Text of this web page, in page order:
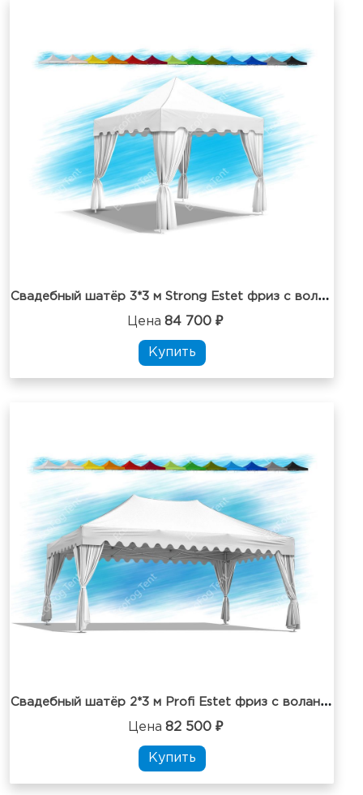
С
вадебный шатёр 3*3 м Strong Estet фриз с воланом
Цена 84 700 ₽
Купить
С
вадебный шатёр 2*3 м Profi Estet фриз с воланом
Цена 82 500 ₽
Купить